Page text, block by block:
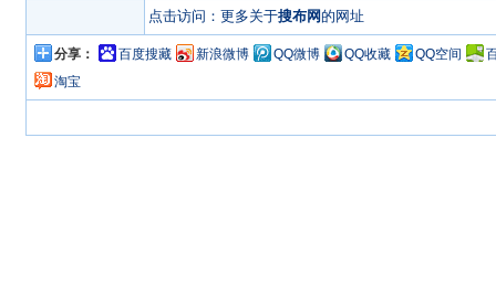
点击访问：更多关于搜布网的网址
分享： 百度搜藏 新浪微博 QQ微博 QQ收藏 QQ空间
淘宝